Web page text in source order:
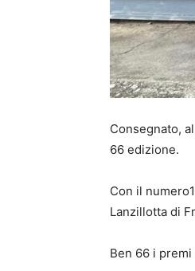
Consegnato,
66 edizione.
Con il
Lanzillotta di
Ben 66 i